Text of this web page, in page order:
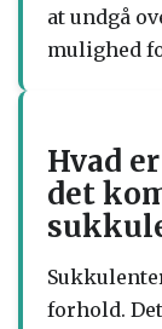
at undgå
mulighed
Hvad
det
forhold.